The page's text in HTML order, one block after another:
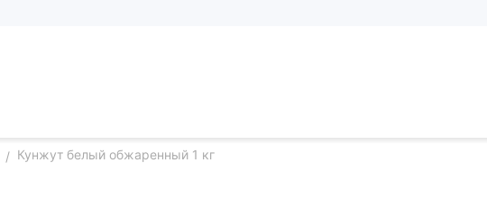
/ Кунжут белый обжаренный 1 кг